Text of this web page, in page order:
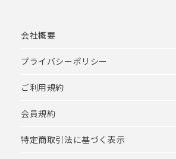
会社概要
プライバシーポリシー
ご利用規約
会員規約
特定商取引法に基づく表示